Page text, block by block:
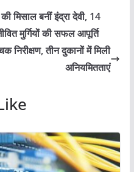
eमिसाल बनीं इंद्रा देवी, 14
मुर्गियों की सफल आपूर्ति
निरीक्षण, तीन दुकानों में मिली
अनियमितताएं